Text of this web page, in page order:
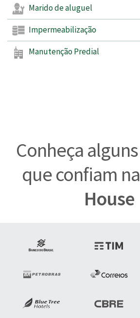
Marido de aluguel
Impermeabilização
Manutenção Predial
Conheça alguns
que confiam na
House